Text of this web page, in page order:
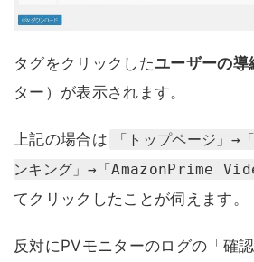
タグをクリックしたユーザーの導
ター）が表示されます。
上記の場合は
「トップページ」→
ンキング」→「AmazonPrime
てクリックしたことが伺えます。
反対にPVモニターのログの「確